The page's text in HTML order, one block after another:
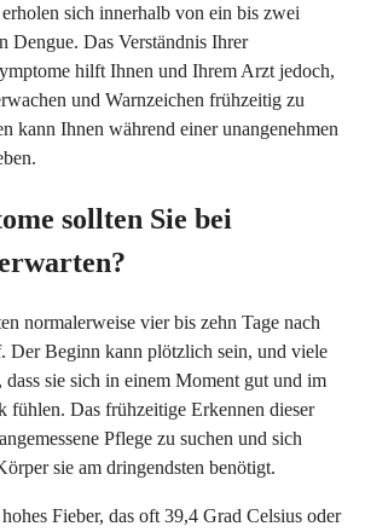
sich innerhalb von ein bis zwei
Dengue. Das Verständnis Ihrer
hilft Ihnen und Ihrem Arzt jedoch,
und Warnzeichen frühzeitig zu
kann Ihnen während einer unangenehmen
sollten Sie bei
normalerweise vier bis zehn Tage nach
Der Beginn kann plötzlich sein, und viele
dass sie sich in einem Moment gut und im
fühlen. Das frühzeitige Erkennen dieser
Pflege zu suchen und sich
sie am dringendsten benötigt.
Fieber, das oft 39,4 Grad Celsius oder